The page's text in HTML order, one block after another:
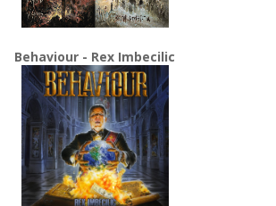
Behaviour - Rex Imbecilic